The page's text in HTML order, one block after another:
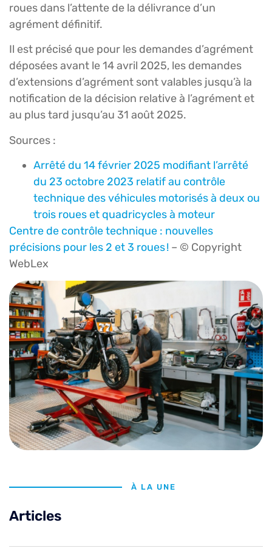
roues dans l’attente de la délivrance d’un
agrément définitif.
Il est précisé que pour les demandes d’agrément
déposées avant le 14 avril 2025, les demandes
d’extensions d’agrément sont valables jusqu’à la
notification de la décision relative à l’agrément et
au plus tard jusqu’au 31 août 2025.
Sources :
Arrêté du 14 février 2025 modifiant l’arrêté
du 23 octobre 2023 relatif au contrôle
technique des véhicules motorisés à deux ou
trois roues et quadricycles à moteur
Centre de contrôle technique : nouvelles
précisions pour les 2 et 3 roues ! – © Copyright
WebLex
À LA UNE
Articles